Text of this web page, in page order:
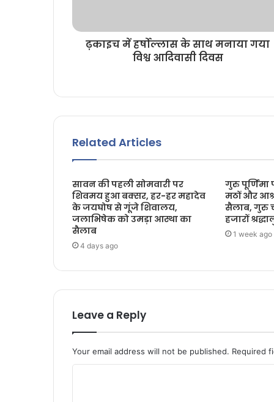
ढ़काइच में हर्षोल्लास के साथ मनाया गया
विश्व आदिवासी दिवस
Related Articles
सावन की पहली सोमवारी पर
शिवमय हुआ बक्सर, हर-हर महादेव
के जयघोष से गूंजे शिवालय,
जलाभिषेक को उमड़ा आस्था का
सैलाब
4 days ago
गुरु पूर्णिमा
मठों और
सैलाब, गुरु
हजारों
1 week ago
Leave a Reply
Your email address will not be published. Required